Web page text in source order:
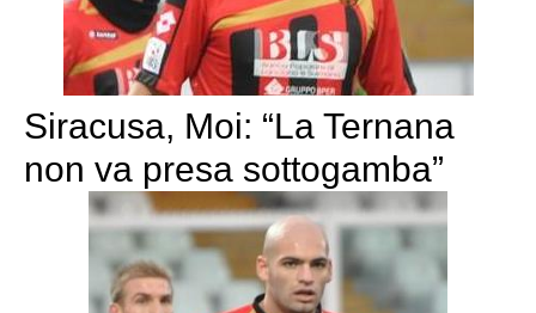
Siracusa, Moi: “La Ternana
non va presa sottogamba”